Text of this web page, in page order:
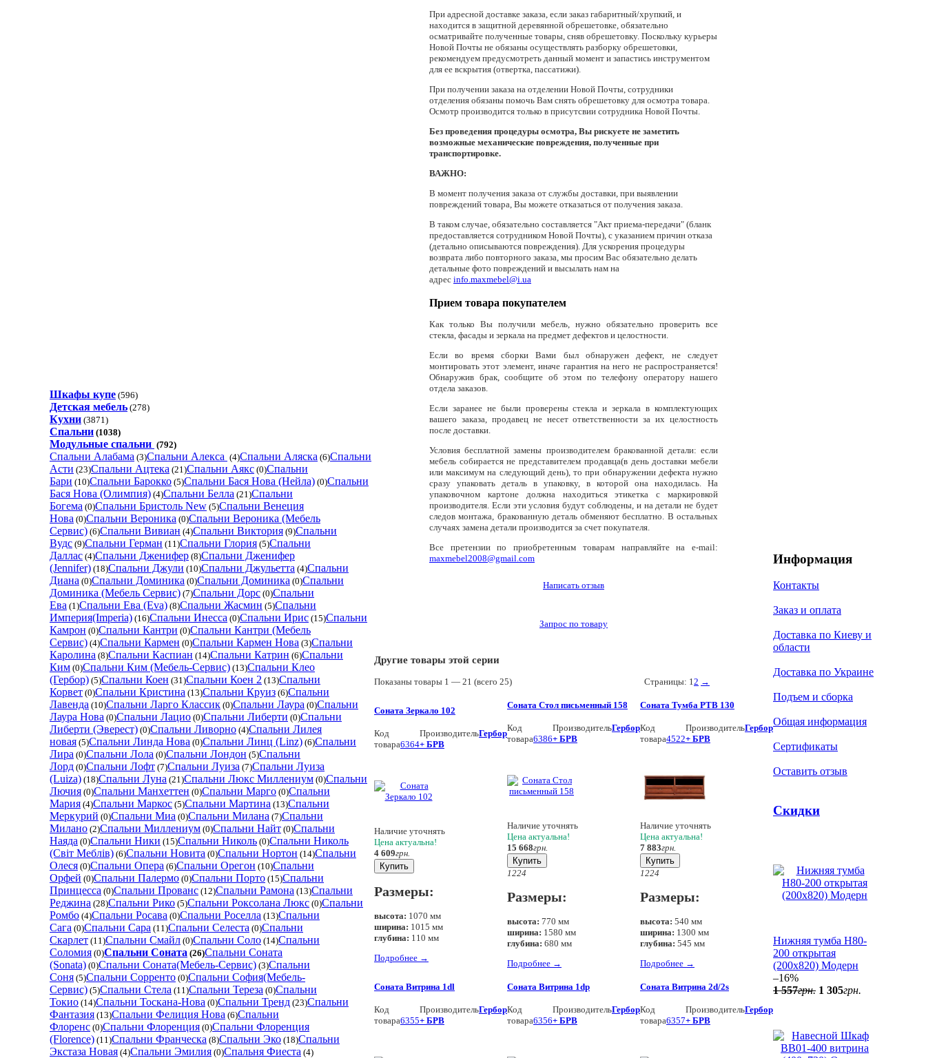
Шкафы купе (596)
Детская мебель (278)
Кухни (3871)
Спальни (1038)
Модульные спальни (792)
Спальни Алабама (3)Спальни Алекса (4)Спальни Аляска (6)Спальни
Асти (23)Спальни Ацтека (21)Спальни Аякс (0)Спальни
Бари (10)Спальни Барокко (5)Спальни Бася Нова (Нейла) (0)Спальни
Бася Нова (Олимпия) (4)Спальни Белла (21)Спальни
Богема (0)Спальни Бристоль New (5)Спальни Венеция
Нова (0)Спальни Вероника (0)Спальни Вероника (Мебель
Сервис) (6)Спальни Вивиан (4)Спальни Виктория (9)Спальни
Вудс (9)Спальни Герман (11)Спальни Глория (5)Спальни
Даллас (4)Спальни Дженифер (8)Спальни Дженифер
(Jennifer) (18)Спальни Джули (10)Спальни Джульетта (4)Спальни
Диана (0)Спальни Доминика (0)Спальни Доминика (0)Спальни
Доминика (Мебель Сервис) (7)Спальни Дорс (0)Спальни
Ева (1)Спальни Ева (Eva) (8)Спальни Жасмин (5)Спальни
Империя(Imperia) (16)Спальни Инесса (0)Спальни Ирис (15)Спальни
Камрон (0)Спальни Кантри (0)Спальни Кантри (Мебель
Сервис) (4)Спальни Кармен (0)Спальни Кармен Нова (3)Спальни
Каролина (8)Спальни Каспиан (14)Спальни Катрин (6)Спальни
Ким (0)Спальни Ким (Мебель-Сервис) (13)Спальни Клео
(Гербор) (5)Спальни Коен (31)Спальни Коен 2 (13)Спальни
Корвет (0)Спальни Кристина (13)Спальни Круиз (6)Спальни
Лавенда (10)Спальни Ларго Классик (0)Спальни Лаура (0)Спальни
Лаура Нова (0)Спальни Лацио (0)Спальни Либерти (0)Спальни
Либерти (Эверест) (0)Спальни Ливорно (4)Спальни Лилея
новая (5)Спальни Линда Нова (0)Спальни Линц (Linz) (6)Спальни
Лира (0)Спальни Лола (0)Спальни Лондон (5)Спальни
Лорд (0)Спальни Лофт (7)Спальни Луиза (7)Спальни Луиза
(Luiza) (18)Спальни Луна (21)Спальни Люкс Миллениум (0)Спальни
Лючия (0)Спальни Манхеттен (0)Спальни Марго (0)Спальни
Мария (4)Спальни Маркос (5)Спальни Мартина (13)Спальни
Меркурий (0)Спальни Миа (0)Спальни Милана (7)Спальни
Милано (2)Спальни Миллениум (0)Спальни Найт (0)Спальни
Наяда (0)Спальни Ники (15)Спальни Николь (0)Спальни Николь
(Світ Меблів) (6)Спальни Новита (0)Спальни Нортон (14)Спальни
Олеся (0)Спальни Опера (6)Спальни Орегон (10)Спальни
Орфей (0)Спальни Палермо (0)Спальни Порто (15)Спальни
Принцесса (0)Спальни Прованс (12)Спальни Рамона (13)Спальни
Реджина (28)Спальни Рико (5)Спальни Роксолана Люкс (0)Спальни
Ромбо (4)Спальни Росава (0)Спальни Роселла (13)Спальни
Сага (0)Спальни Сара (11)Спальни Селеста (0)Спальни
Скарлет (11)Спальни Смайл (0)Спальни Соло (14)Спальни
Соломия (0)Спальни Соната (26)Спальни Соната
(Sonata) (0)Спальни Соната(Мебель-Сервис) (3)Спальни
Соня (5)Спальни Сорренто (0)Спальни София(Мебель-
Сервис) (5)Спальни Стела (11)Спальни Тереза (0)Спальни
Токио (14)Спальни Тоскана-Нова (0)Спальни Тренд (23)Спальни
Фантазия (13)Спальни Фелиция Нова (6)Спальни
Флоренс (0)Спальни Флоренция (0)Спальни Флоренция
(Florence) (11)Спальни Франческа (8)Спальни Эко (18)Спальни
Экстаза Новая (4)Спальни Эмилия (0)Спальня Фиеста (4)
При адресной доставке заказа, если заказ габаритный/хрупкий, и
находится в защитной деревянной обрешетовке, обязательно
осматривайте полученные товары, сняв обрешетовку. Поскольку курьеры
Новой Почты не обязаны осуществлять разборку обрешетовки,
рекомендуем предусмотреть данный момент и запастись инструментом
для ее вскрытия (отвертка, пассатижи).
При получении заказа на отделении Новой Почты, сотрудники
отделения обязаны помочь Вам снять обрешетовку для осмотра товара.
Осмотр производится только в присутсвии сотрудника Новой Почты.
Без проведения процедуры осмотра, Вы рискуете не заметить
возможные механические повреждения, полученные при
транспортировке.
ВАЖНО:
В момент получения заказа от службы доставки, при выявлении
повреждений товара, Вы можете отказаться от получения заказа.
В таком случае, обязательно составляется "Акт приема-передачи" (бланк
предоставляется сотрудником Новой Почты), с указанием причин отказа
(детально описываются повреждения). Для ускорения процедуры
возврата либо повторного заказа, мы просим Вас обязательно делать
детальные фото повреждений и высылать нам на
адрес info.maxmebel@i.ua
Прием товара покупателем
Как только Вы получили мебель, нужно обязательно проверить все
стекла, фасады и зеркала на предмет дефектов и целостности.
Если во время сборки Вами был обнаружен дефект, не следует
монтировать этот элемент, иначе гарантия на него не распространяется!
Обнаружив брак, сообщите об этом по телефону оператору нашего
отдела заказов.
Если заранее не были проверены стекла и зеркала в комплектующих
вашего заказа, продавец не несет ответственности за их целостность
после доставки.
Условия бесплатной замены производителем бракованной детали: если
мебель собирается не представителем продавца(в день доставки мебели
или максимум на следующий день), то при обнаружении дефекта нужно
сразу упаковать деталь в упаковку, в которой она находилась. На
упаковочном картоне должна находиться этикетка с маркировкой
производителя. Если эти условия будут соблюдены, и на детали не будет
следов монтажа, бракованную деталь обменяют бесплатно. В остальных
случаях замена детали производится за счет покупателя.
Все претензии по приобретенным товарам направляйте на e-mail:
maxmebel2008@gmail.com
Написать отзыв
Запрос по товару
Другие товары этой серии
Показаны товары 1 — 21 (всего 25) Страницы: 12 →
Соната Зеркало 102
Код
товара6364
ПроизводительГербор
+ БРВ
Наличие уточнять
Цена актуальна!
4 609грн.
Купить
Размеры:
высота: 1070 мм
ширина: 1015 мм
глубина: 110 мм
Подробнее →
Соната Стол письменный 158
Код
товара6386
ПроизводительГербор
+ БРВ
Наличие уточнять
Цена актуальна!
15 668грн.
Купить
1224
Размеры:
высота: 770 мм
ширина: 1580 мм
глубина: 680 мм
Подробнее →
Соната Тумба РТВ 130
Код
товара4522
ПроизводительГербор
+ БРВ
Наличие уточнять
Цена актуальна!
7 883грн.
Купить
1224
Размеры:
высота: 540 мм
ширина: 1300 мм
глубина: 545 мм
Подробнее →
Соната Витрина 1dl
Код
товара6355
ПроизводительГербор
+ БРВ
Соната Витрина 1dp
Код
товара6356
ПроизводительГербор
+ БРВ
Соната Витрина 2d/2s
Код
товара6357
ПроизводительГербор
+ БРВ
Информация
Контакты
Заказ и оплата
Доставка по Киеву и
области
Доставка по Украине
Подъем и сборка
Общая информация
Сертификаты
Оставить отзыв
Скидки
Нижняя тумба Н80-
200 открытая
(200x820) Модерн
–16%
1 557грн. 1 305грн.